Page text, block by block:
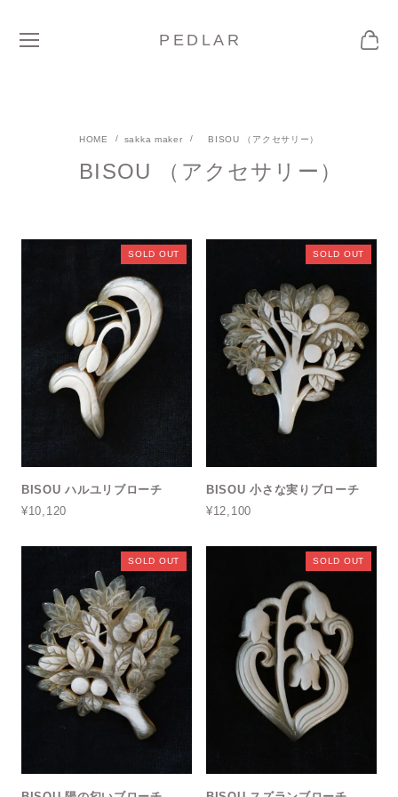
PEDLAR
sakka maker BISOU （アクセサリー）
BISOU （アクセサリー）
SOLD OUT
BISOU ハルユリブローチ
¥10,120
SOLD OUT
BISOU 小さな実りブローチ
¥12,100
SOLD OUT SOLD OUT